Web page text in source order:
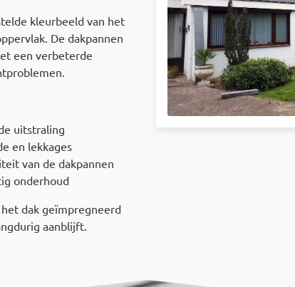
kleurbeeld van het
De dakpannen
een verbeterde
uitstraling
en lekkages
van de dakpannen
onderhoud
dak geïmpregneerd
aanblijft.